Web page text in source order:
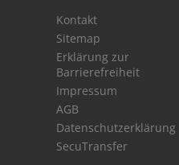
Kontakt
Sitemap
Erklärung zur
Barrierefreiheit
Impressum
AGB
Datenschutzerklärung
SecuTransfer